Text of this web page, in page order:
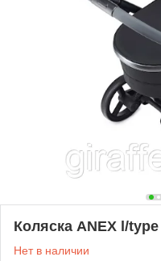
Коляска ANEX l/
Нет в наличии